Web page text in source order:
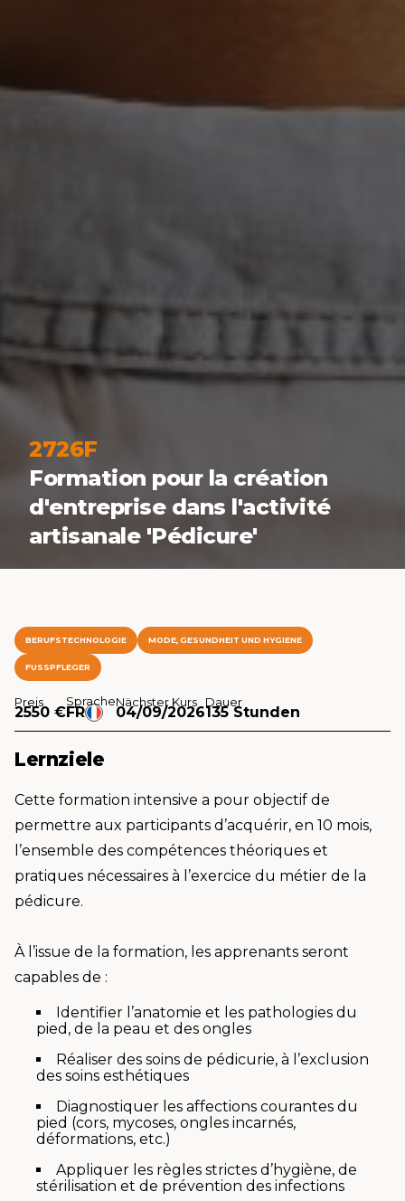
2726F
Formation pour la création
d'entreprise dans l'activité
artisanale 'Pédicure'
BERUFSTECHNOLOGIE MODE, GESUNDHEIT UND HYGIENE
FUSSPFLEGER
Preis
2550 €
Sprache
FR
Nächster Kurs
04/09/2026
Dauer
135 Stunden
Lernziele
Cette formation intensive a pour objectif de
permettre aux participants d’acquérir, en 10 mois,
l’ensemble des compétences théoriques et
pratiques nécessaires à l’exercice du métier de la
pédicure.
À l’issue de la formation, les apprenants seront
capables de :
Identifier l’anatomie et les pathologies du
pied, de la peau et des ongles
Réaliser des soins de pédicurie, à l’exclusion
des soins esthétiques
Diagnostiquer les affections courantes du
pied (cors, mycoses, ongles incarnés,
déformations, etc.)
Appliquer les règles strictes d’hygiène, de
stérilisation et de prévention des infections